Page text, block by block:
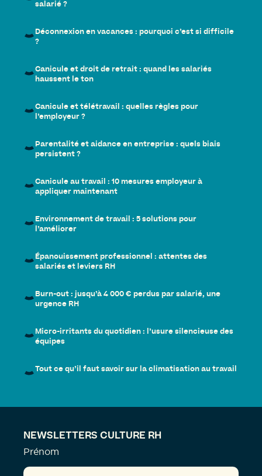
salarié ?
Déconnexion en vacances : pourquoi c’est si difficile
?
Canicule et droit de retrait : quand les salariés
haussent le ton
Canicule et télétravail : quelles règles pour
l’employeur ?
Parentalité et aidance en entreprise : quels biais
persistent ?
Canicule au travail : 10 mesures employeur à
appliquer maintenant
Environnement de travail : 5 solutions pour
l’améliorer
Épanouissement professionnel : attentes des
salariés et leviers RH
Burn-out : jusqu’à 4 000 € perdus par salarié, une
urgence RH
Micro-irritants du quotidien : l’usure silencieuse des
équipes
Tout ce qu’il faut savoir sur la climatisation au travail
NEWSLETTERS CULTURE RH
Prénom